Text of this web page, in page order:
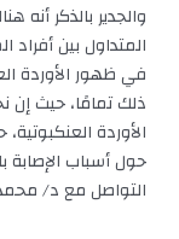
والجدير بالذكر
المتداول بين
في ظهور الأوردة
ذلك تمامًا، حيث
الأوردة
حول أسباب الإصابة
التواصل مع د/